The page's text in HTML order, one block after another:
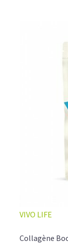
Un café
moment de
Une énergie
qui vous
Pour ceux
glacé, sans se
🍯 CAFÉ
VIVO LIFE
Collagène